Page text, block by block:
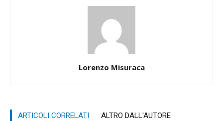
Lorenzo Misuraca
ARTICOLI CORRELATI ALTRO DALL'AUTORE